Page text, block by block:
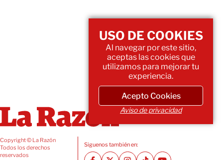
Copyright © La Razón
Todos los derechos
reservados
Siguenos también en:
USO DE COOKIES
Al navegar por este sitio,
aceptas las cookies que
utilizamos para mejorar tu
experiencia.
Acepto Cookies
Aviso de privacidad